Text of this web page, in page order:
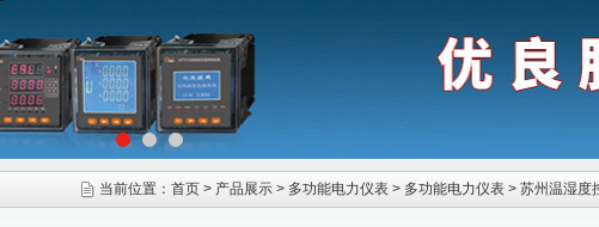
当前位置： 首页 > 产品展示 > 多功能电力仪表 > 多功能电力仪表 > 苏州温湿度